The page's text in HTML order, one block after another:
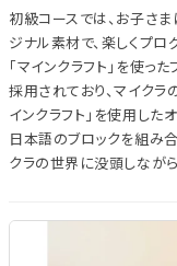
初級コースでは、お子さま
ジナル素材で、楽しくプロ
「マインクラフト」を使
採用されており、マイク
インクラフト」を使用した
日本語のブロックを組み
クラの世界に没頭しながら